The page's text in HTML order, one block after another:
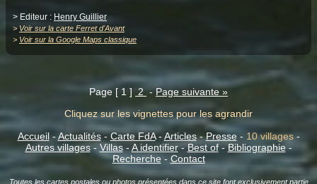
> Editeur : Henry Guillier
> Voir sur la carte Ferret d'Avant
> Voir sur la Google Maps classique
Page [ 1 ] 2-Page suivante »
Cliquez sur les vignettes pour les agrandir
Accueil- Actualités-Carte FdA- Articles-Presse - 10 villages-
Autres villages- Villas- A identifier-Best of-Bibliographie-
Recherche- Contact
Toutes les cartes postales ou photos présentées dans ce site font exclusivement partie